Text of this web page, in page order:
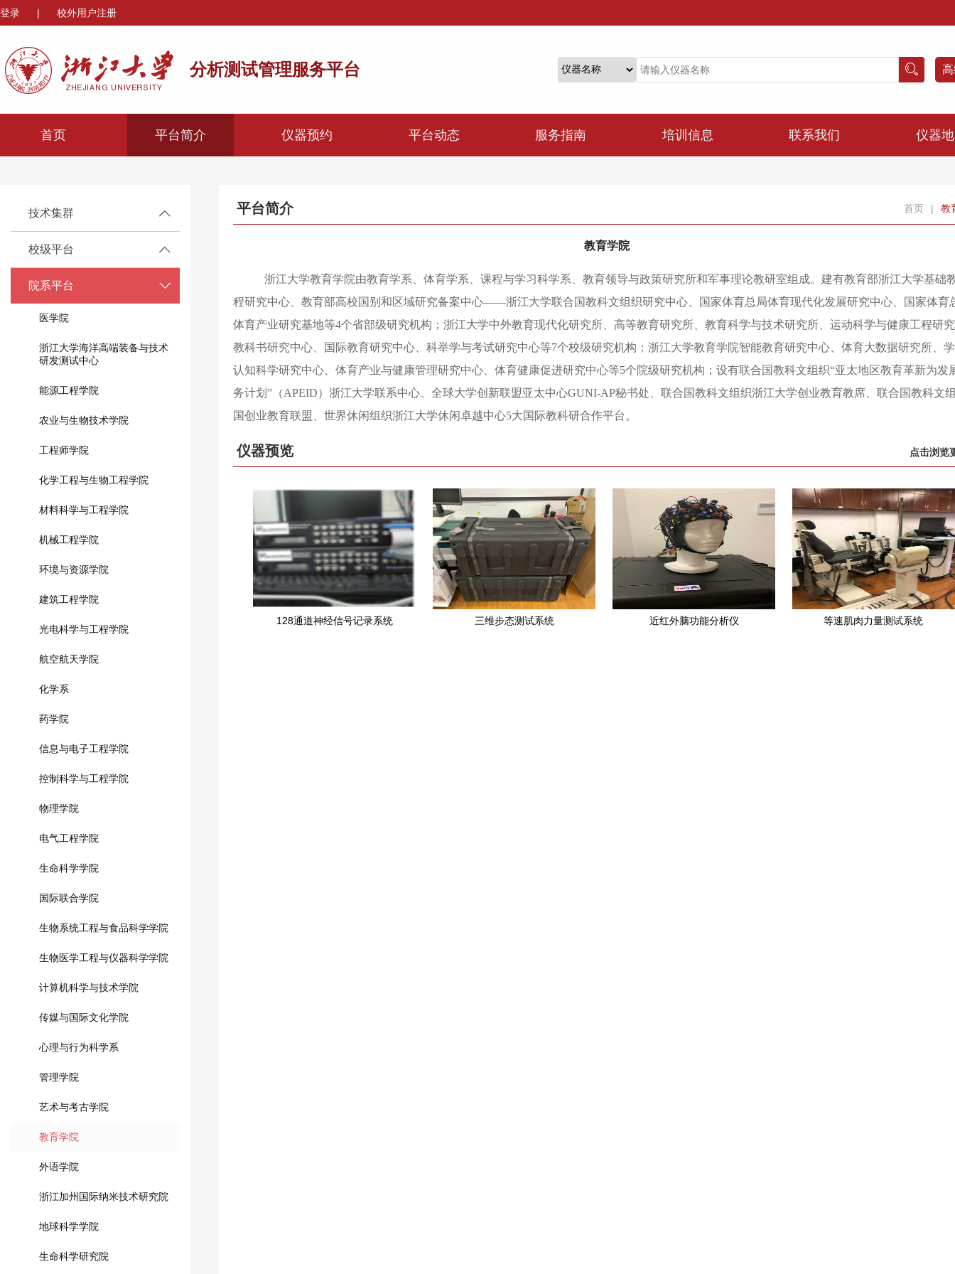
登录 | 校外用户注册
分析测试管理服务平台
首页 平台简介 仪器预约 平台动态 服务指南 培训信息 联系我们 仪器
技术集群
校级平台
院系平台
医学院
浙江大学海洋高端装备与技术
研发测试中心
能源工程学院
农业与生物技术学院
工程师学院
化学工程与生物工程学院
材料科学与工程学院
机械工程学院
环境与资源学院
建筑工程学院
光电科学与工程学院
航空航天学院
化学系
药学院
信息与电子工程学院
控制科学与工程学院
物理学院
电气工程学院
生命科学学院
国际联合学院
生物系统工程与食品科学学院
生物医学工程与仪器科学学院
计算机科学与技术学院
传媒与国际文化学院
心理与行为科学系
管理学院
艺术与考古学院
教育学院
外语学院
浙江加州国际纳米技术研究院
地球科学学院
生命科学研究院
平台简介 首页 | 教
教育学院
浙江大学教育学院由教育学系、体育学系、课程与学习科学系、教育领导与政策研究所和军事理论教研室组成。建有教育部浙江大学基础
程研究中心、教育部高校国别和区域研究备案中心——浙江大学联合国教科文组织研究中心、国家体育总局体育现代化发展研究中心、国家体育
体育产业研究基地等4个省部级研究机构；浙江大学中外教育现代化研究所、高等教育研究所、教育科学与技术研究所、运动科学与健康工程研
教科书研究中心、国际教育研究中心、科举学与考试研究中心等7个校级研究机构；浙江大学教育学院智能教育研究中心、体育大数据研究所、
认知科学研究中心、体育产业与健康管理研究中心、体育健康促进研究中心等5个院级研究机构；设有联合国教科文组织“亚太地区教育革新为发
务计划”（APEID）浙江大学联系中心、全球大学创新联盟亚太中心GUNI-AP秘书处、联合国教科文组织浙江大学创业教育教席、联合国教科文
国创业教育联盟、世界休闲组织浙江大学休闲卓越中心5大国际教科研合作平台。
仪器预览 点击浏览
128通道神经信号记录系统 三维步态测试系统 近红外脑功能分析仪 等速肌肉力量测试系统